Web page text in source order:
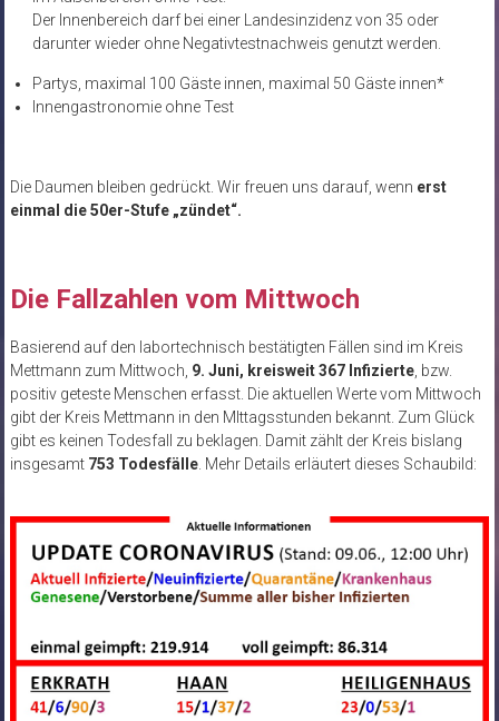
Der Innenbereich darf bei einer Landesinzidenz von 35 oder
darunter wieder ohne Negativtestnachweis genutzt werden.
Partys, maximal 100 Gäste innen, maximal 50 Gäste innen*
Innengastronomie ohne Test
Die Daumen bleiben gedrückt. Wir freuen uns darauf, wenn erst
einmal die 50er-Stufe „zündet“.
Die Fallzahlen vom Mittwoch
Basierend auf den labortechnisch bestätigten Fällen sind im Kreis
Mettmann zum Mittwoch, 9. Juni, kreisweit 367 Infizierte, bzw.
positiv geteste Menschen erfasst. Die aktuellen Werte vom Mittwoch
gibt der Kreis Mettmann in den MIttagsstunden bekannt. Zum Glück
gibt es keinen Todesfall zu beklagen. Damit zählt der Kreis bislang
insgesamt 753 Todesfälle. Mehr Details erläutert dieses Schaubild: